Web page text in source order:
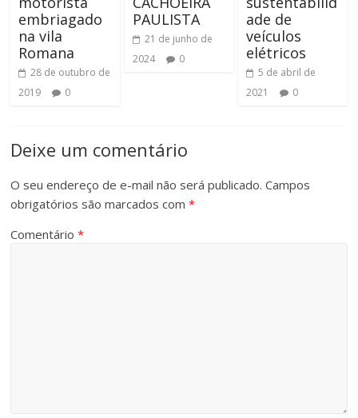
embriagado
na vila
Romana
28 de outubro de
2019
0
PAULISTA
21 de junho de
2024
0
ade de
veículos
elétricos
5 de abril de
2021
0
Deixe um comentário
O seu endereço de e-mail não será publicado. Campos
obrigatórios são marcados com*
Comentário*